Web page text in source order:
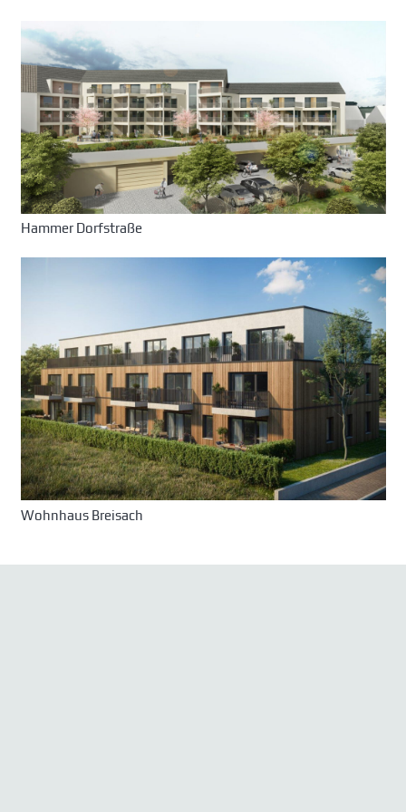
Hammer Dorfstraße
Wohnhaus Breisach